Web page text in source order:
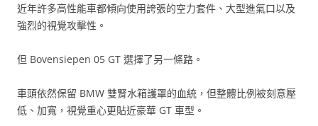
近年許多高性能車都傾向使用誇張的空力套件、大型進氣口以及
強烈的視覺攻擊性。
但 Bovensiepen 05 GT 選擇了另一條路。
車頭依然保留 BMW 雙腎水箱護罩的血統，但整體比例被刻意壓
低、加寬，視覺重心更貼近豪華 GT 車型。